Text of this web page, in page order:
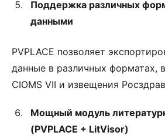
Поддержка различных
данными
PVPLACE позволяет
данные в различных форматах,
CIOMS VII и извещения
Мощный модуль
(PVPLACE + LitVisor)